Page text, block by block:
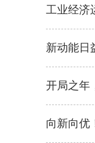
工业经济
新动能日
开局之年
向新向优